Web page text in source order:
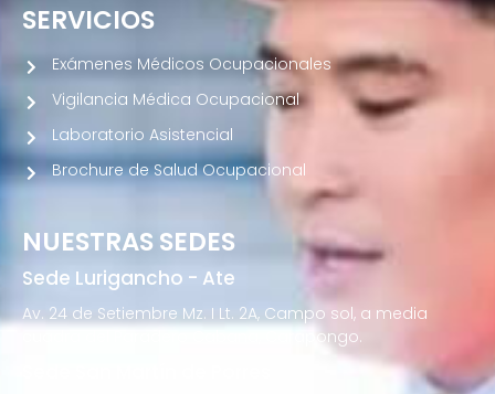
NUESTRAS SEDES
Sede Lurigancho - Ate
Av. 24 de Setiembre Mz. I Lt. 2A, Campo sol, a media
cuadra del Paradero Cabana, Carapongo.
SERVICIOS
Exámenes Médicos Ocupacionales
Vigilancia Médica Ocupacional
Laboratorio Asistencial
Brochure de Salud Ocupacional